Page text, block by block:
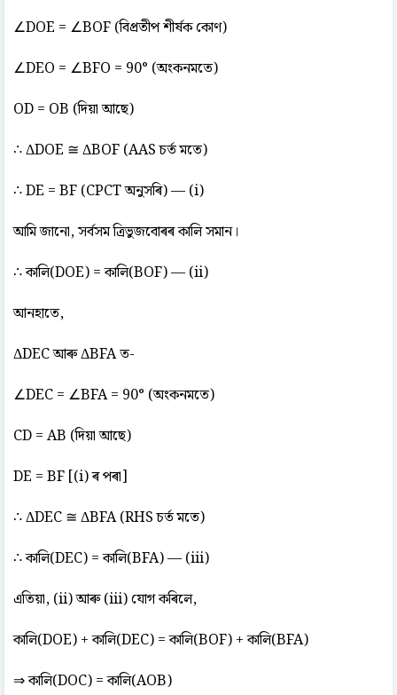
∠DOE = ∠BOF (বিপ্ৰতীপ শীৰ্ষক কোণ)
∠DEO = ∠BFO = 90° (অংকনমতে)
OD = OB (দিয়া আছে)
∴ ΔDOE ≅ ΔBOF (AAS চৰ্ত মতে)
∴ DE = BF (CPCT অনুসৰি) — (i)
আমি জানো, সৰ্বসম ত্ৰিভুজবোৰৰ কালি সমান।
∴ কালি(DOE) = কালি(BOF) — (ii)
আনহাতে,
ΔDEC আৰু ΔBFA ত-
∠DEC = ∠BFA = 90° (অংকনমতে)
CD = AB (দিয়া আছে)
DE = BF [(i) ৰ পৰা]
∴ ΔDEC ≅ ΔBFA (RHS চৰ্ত মতে)
∴ কালি(DEC) = কালি(BFA) — (iii)
এতিয়া, (ii) আৰু (iii) যোগ কৰিলে,
কালি(DOE) + কালি(DEC) = কালি(BOF) + কালি(BFA)
⇒ কালি(DOC) = কালি(AOB)